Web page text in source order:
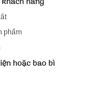
phẩm
hoặc bao bì